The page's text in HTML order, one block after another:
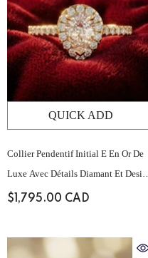
QUICK ADD
Collier Pendentif Initial E En Or De
Luxe Avec Détails Diamant Et Design
Minimaliste Épuré
$1,795.00 CAD